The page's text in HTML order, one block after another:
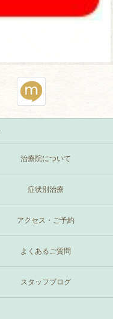
治療院について
症状別治療
アクセス・ご予約
よくあるご質問
スタッフブログ